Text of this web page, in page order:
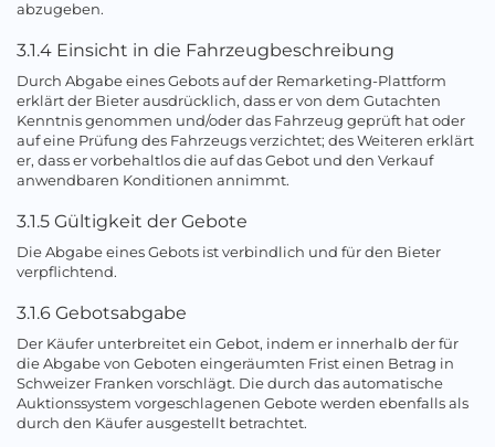
abzugeben.
3.1.4 Einsicht in die Fahrzeugbeschreibung
Durch Abgabe eines Gebots auf der Remarketing-Plattform
erklärt der Bieter ausdrücklich, dass er von dem Gutachten
Kenntnis genommen und/oder das Fahrzeug geprüft hat oder
auf eine Prüfung des Fahrzeugs verzichtet; des Weiteren erklärt
er, dass er vorbehaltlos die auf das Gebot und den Verkauf
anwendbaren Konditionen annimmt.
3.1.5 Gültigkeit der Gebote
Die Abgabe eines Gebots ist verbindlich und für den Bieter
verpflichtend.
3.1.6 Gebotsabgabe
Der Käufer unterbreitet ein Gebot, indem er innerhalb der für
die Abgabe von Geboten eingeräumten Frist einen Betrag in
Schweizer Franken vorschlägt. Die durch das automatische
Auktionssystem vorgeschlagenen Gebote werden ebenfalls als
durch den Käufer ausgestellt betrachtet.